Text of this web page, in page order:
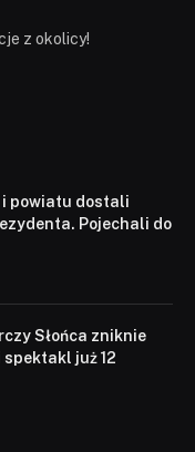
z okolicy!
i powiatu dostali
Pojechali do
Słońca zniknie
już 12